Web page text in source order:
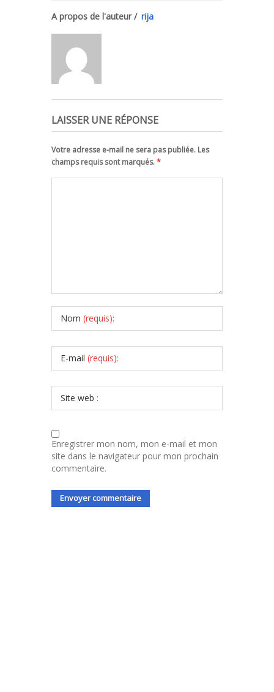
A propos de l'auteur / rija
LAISSER UNE RÉPONSE
Votre adresse e-mail ne sera pas publiée. Les
champs requis sont marqués.*
Nom (requis):
E-mail (requis):
Site web :
Enregistrer mon nom, mon e-mail et mon
site dans le navigateur pour mon prochain
commentaire.